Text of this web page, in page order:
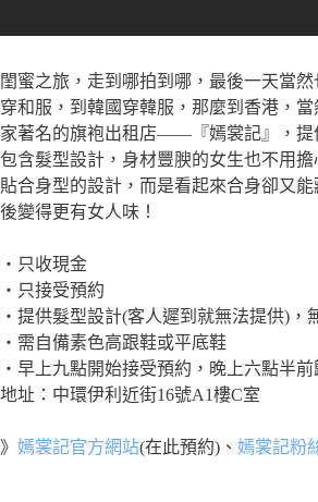
閨蜜之旅，走到哪拍到哪，最後一天當
穿和服，到韓國穿韓服，那麼到香港，
家著名的旗袍出租店——『嫣裳記』，提
包含髮型設計，身材豐腴的女生也不用
貼合身型的設計，而是看起來合身卻又
後變得更有女人味！
・只收現金
・只接受預約
・提供髮型設計(客人遲到就無法提供)，
・需自備素色高跟鞋或平底鞋
・早上九點開始接受預約，晚上六點半前
地址：中環伊利近街16號A1樓C室
》 嫣裳記官方網站(在此預約)、 嫣裳記粉